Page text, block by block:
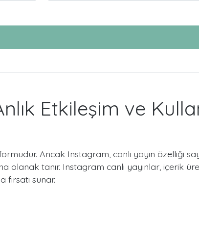
Etkileşim ve
Ancak Instagram, canlı yayın özelliği
olanak tanır. Instagram canlı yayınlar, içerik
sunar.